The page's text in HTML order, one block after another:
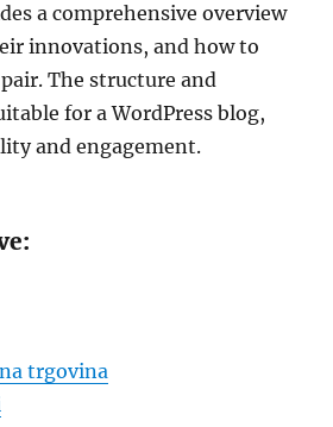
a comprehensive overview
innovations, and how to
The structure and
for a WordPress blog,
and engagement.
trgovina